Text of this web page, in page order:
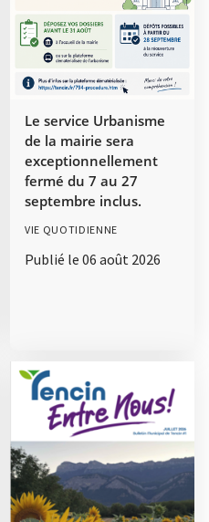
Le service Urbanisme
de la mairie sera
exceptionnellement
fermé du 7 au 27
septembre inclus.
VIE QUOTIDIENNE
Publié le 06 août 2026